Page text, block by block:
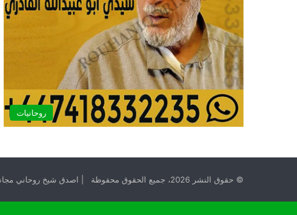
روحانيات
© حقوق النشر 2026، جميع الحقوق محفوظة | اصدق شيخ روحاني مجانا